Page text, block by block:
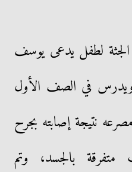
الجثة لطفل يدعى يوسف
ويدرس في الصف الأول
نتيجة إصابته بجرح
بالجسد، وتم